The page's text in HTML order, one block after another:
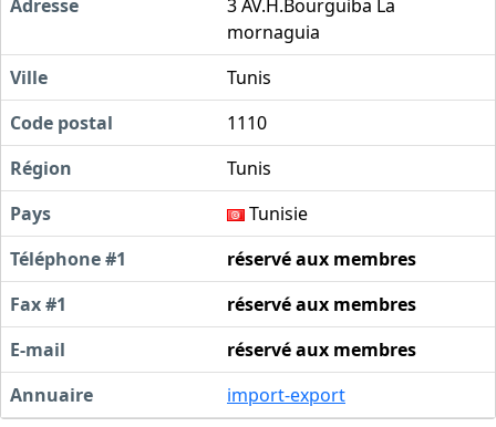
Adresse
3 AV.H.Bourguiba La
mornaguia
Ville
Tunis
Code postal
1110
Région
Tunis
Pays
Tunisie
Téléphone #1
réservé aux membres
Fax #1
réservé aux membres
E-mail
réservé aux membres
Annuaire
import-export